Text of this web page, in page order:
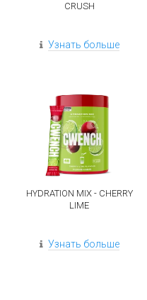
CRUSH
Узнать больше
HYDRATION MIX - CHERRY
LIME
Узнать больше